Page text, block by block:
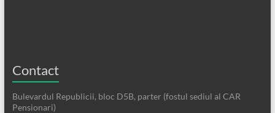
Contact
Bulevardul Republicii, bloc D5B, parter (fostul sediul al CAR
Pensionari)